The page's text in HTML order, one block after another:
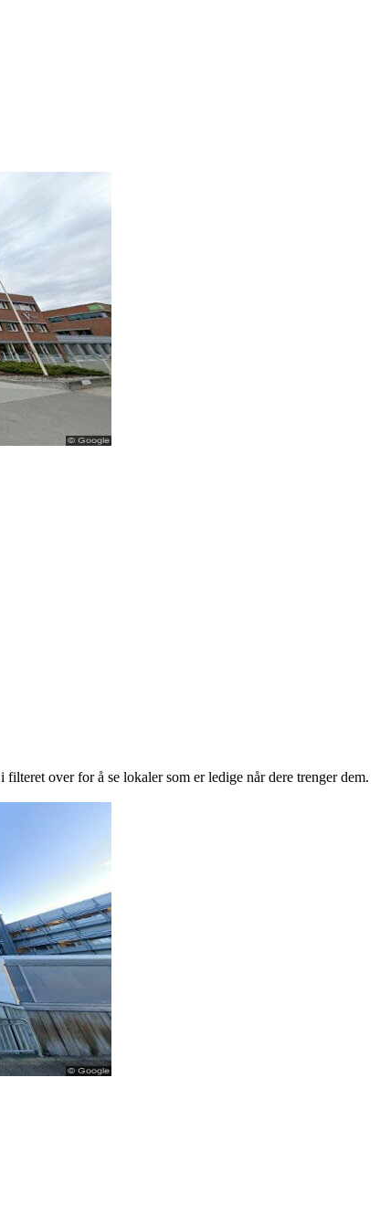
i filteret over for å se lokaler som er ledige når dere trenger dem.